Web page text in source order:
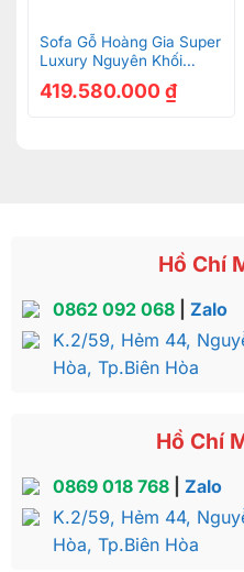
Bộ sofa bọc da
Bộ sofa bọc da
Khi sở hữu bộ sofa
Đẳng cấp và địa vị
Phòng khách của gia chủ
thật rất biết cách thể
trọng ở chi tiết dát vàng,
chất liệu làm nên. Không
Sofa Gỗ Hoàng Gia Super
Luxury Nguyên Khối
– BBG569
419.580.000 ₫
Hồ Chí
0862 092 068| Zalo
K.2/59, Hẻm 44,
Hòa, Tp.Biên Hòa
Hồ Chí
0869 018 768| Zalo
K.2/59, Hẻm 44,
Hòa, Tp.Biên Hòa